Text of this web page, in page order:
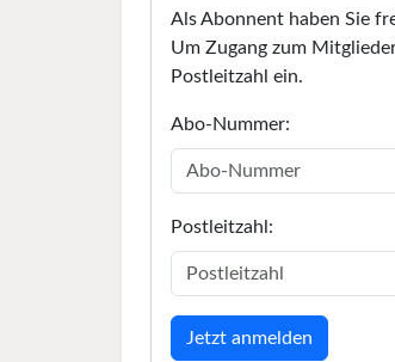
Als Abonnent haben Sie
Um Zugang zum
Postleitzahl ein.
Abo-Nummer:
Postleitzahl: